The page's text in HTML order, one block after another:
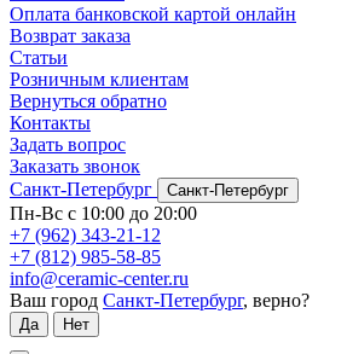
Оплата банковской картой онлайн
Возврат заказа
Статьи
Розничным клиентам
Вернуться обратно
Контакты
Задать вопрос
Заказать звонок
Санкт-Петербург
Санкт-Петербург
Пн-Вс с 10:00 до 20:00
+7 (962) 343-21-12
+7 (812) 985-58-85
info@ceramic-center.ru
Ваш город Санкт-Петербург, верно?
Да Нет